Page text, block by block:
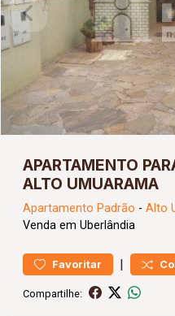
APARTAMENTO
ALTO UMUARAMA
Apartamento Padrão - Alto
Venda em Uberlândia
Favoritar |
Compartilhe: